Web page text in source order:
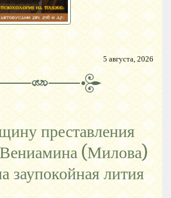
5 августа, 2026
преставления
Вениамина (Милова)
заупокойная лития